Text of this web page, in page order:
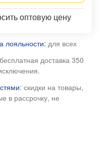
оптовую цену
лояльности: для всех
бесплатная доставка 350
: скидки на товары,
в рассрочку, не